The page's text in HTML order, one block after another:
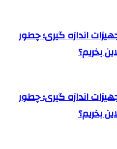
اندازه گیری؛ چطور
بخریم؟
اندازه گیری؛ چطور
بخریم؟